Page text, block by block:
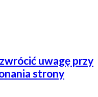
uwagę przy
strony